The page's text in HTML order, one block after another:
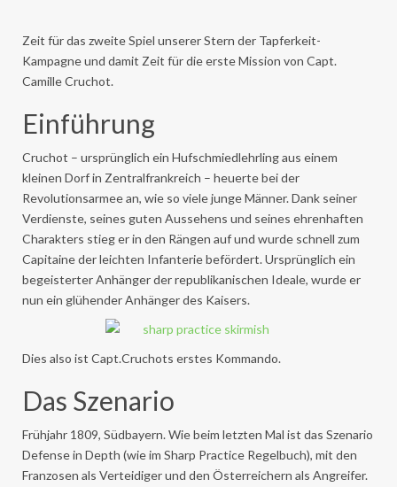
Zeit für das zweite Spiel unserer Stern der Tapferkeit-
Kampagne und damit Zeit für die erste Mission von Capt.
Camille Cruchot.
Einführung
Cruchot – ursprünglich ein Hufschmiedlehrling aus einem
kleinen Dorf in Zentralfrankreich – heuerte bei der
Revolutionsarmee an, wie so viele junge Männer. Dank seiner
Verdienste, seines guten Aussehens und seines ehrenhaften
Charakters stieg er in den Rängen auf und wurde schnell zum
Capitaine der leichten Infanterie befördert. Ursprünglich ein
begeisterter Anhänger der republikanischen Ideale, wurde er
nun ein glühender Anhänger des Kaisers.
Dies also ist Capt.Cruchots erstes Kommando.
Das Szenario
Frühjahr 1809, Südbayern. Wie beim letzten Mal ist das Szenario
Defense in Depth (wie im Sharp Practice Regelbuch), mit den
Franzosen als Verteidiger und den Österreichern als Angreifer.